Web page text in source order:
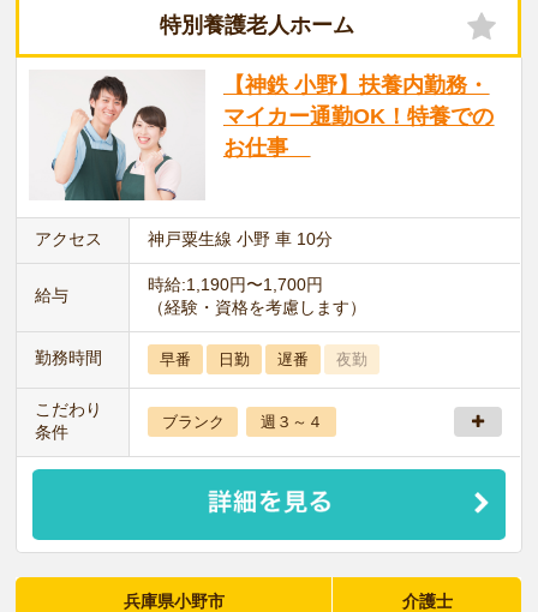
特別養護老人ホーム
【神鉄 小野】扶養内勤務・
マイカー通勤OK！特養での
お仕事
アクセス 神戸粟生線 小野 車 10分
給与
時給:1,190円〜1,700円
（経験・資格を考慮します）
勤務時間 早番 日勤 遅番 夜勤
こだわり
条件
ブランク 週３～４
兵庫県小野市 介護士